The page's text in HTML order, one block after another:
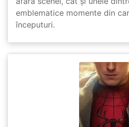
emblematice momente din
începuturi.